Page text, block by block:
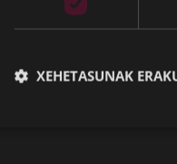
ikur gisa, eta gaur
beraren manifestu bat
Horrez gain, ekainaren
sexu- eta genero -
XEHETASUNAK